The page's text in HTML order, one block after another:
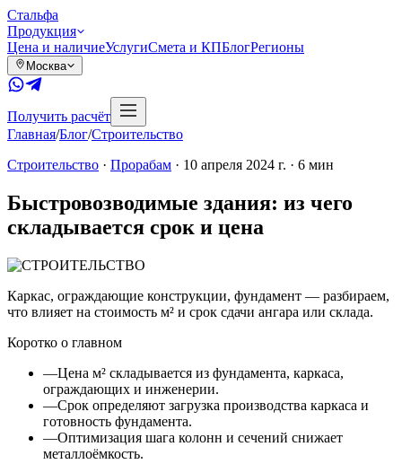
Стальфа
Продукция
Цена и наличиеУслугиСмета и КПБлогРегионы
Москва
Получить расчёт
Главная/Блог/Строительство
Строительство · Прорабам · 10 апреля 2024 г. · 6 мин
Быстровозводимые здания: из чего
складывается срок и цена
Каркас, ограждающие конструкции, фундамент — разбираем,
что влияет на стоимость м² и срок сдачи ангара или склада.
Коротко о главном
—Цена м² складывается из фундамента, каркаса,
ограждающих и инженерии.
—Срок определяют загрузка производства каркаса и
готовность фундамента.
—Оптимизация шага колонн и сечений снижает
металлоёмкость.